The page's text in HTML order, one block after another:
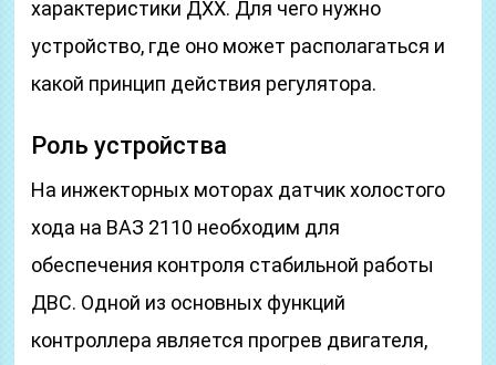
характеристики ДХХ. Для чего нужно
устройство, где оно может располагаться и
какой принцип действия регулятора.
Роль устройства
На инжекторных моторах датчик холостого
хода на ВАЗ 2110 необходим для
обеспечения контроля стабильной работы
ДВС. Одной из основных функций
контроллера является прогрев двигателя,